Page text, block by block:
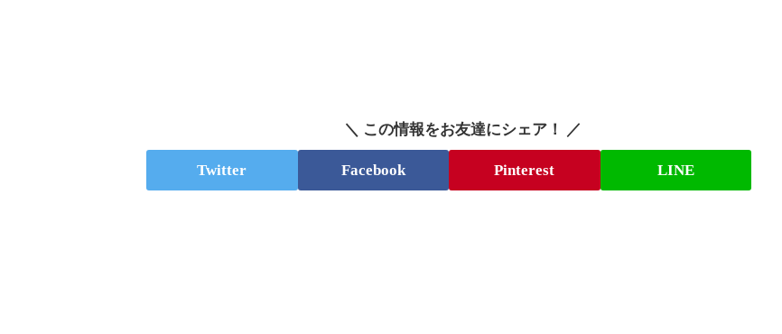
＼ この情報をお友達にシェア！ ／
Twitter Facebook Pinterest LINE